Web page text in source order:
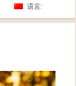
语言: